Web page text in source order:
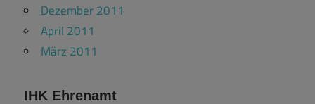
Dezember 2011
April 2011
März 2011
IHK Ehrenamt